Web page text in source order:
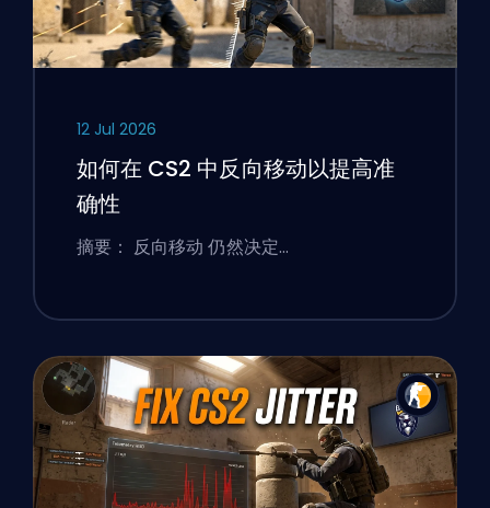
12 Jul 2026
如何在 CS2 中反向移动以提高准
确性
摘要： 反向移动 仍然决定…